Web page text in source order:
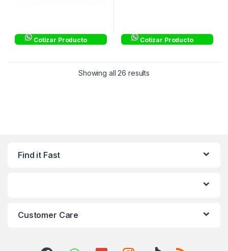
Cotizar Producto Cotizar Producto
Showing all 26 results
Find it Fast
Customer Care